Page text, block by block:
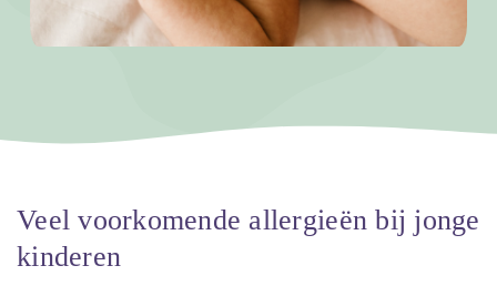
Veel voorkomende allergieën bij jonge
kinderen